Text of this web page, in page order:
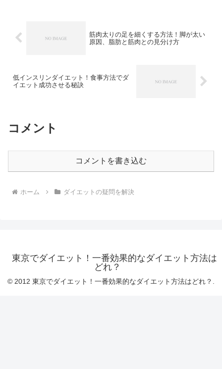
筋肉太りの足を細くする方法！脚が太い
原因、脂肪と筋肉との見分け方
低インスリンダイエット！食事方法でダ
イエット成功させる秘訣
コメント
コメントを書き込む
ホーム ダイエットの疑問を解決
東京でダイエット！一番効果的なダイエット方法は
どれ？
© 2012 東京でダイエット！一番効果的なダイエット方法はどれ？.